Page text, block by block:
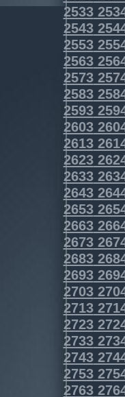
2533
2543
2553
2563
2573
2583
2593
2603
2613
2623
2633
2643
2653
2663
2673
2683
2693
2703
2713
2723
2733
2743
2753
2763